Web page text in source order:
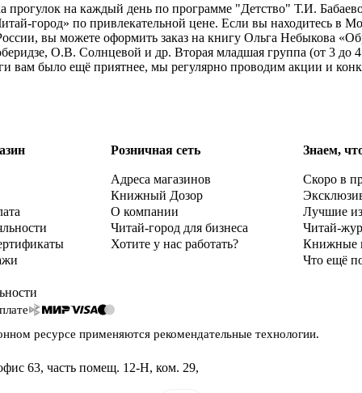
прогулок на каждый день по программе "Детство" Т.И.
город» по привлекательной цене. Если вы находитесь
вы можете оформить заказ на книгу Ольга Небыкова
О.В. Солнцевой и др. Вторая младшая группа (от 3 до
вам было ещё приятнее, мы регулярно проводим акции и
Розничная сеть
Адреса магазинов
Книжный Дозор
О компании
Читай-город для бизнеса
Хотите у нас работать?
Знаем,
Скоро в
Лучшие
Читай-
Книжные
Что ещё
ресурсе применяются рекомендательные технологии.
63, часть помещ. 12-Н, ком. 29,